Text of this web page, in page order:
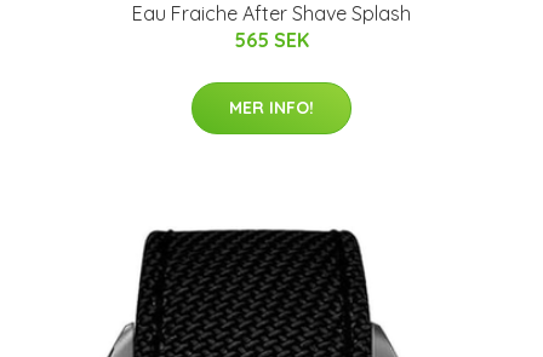
Eau Fraiche After Shave Splash
565 SEK
MER INFO!